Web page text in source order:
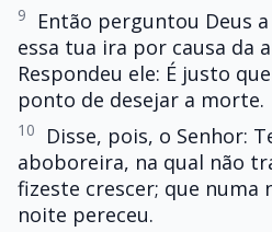
9
Então perguntou Deus a
essa tua ira por causa da
Respondeu ele: É justo
ponto de desejar a morte.
10
Disse, pois, o Senhor:
aboboreira, na qual não
fizeste crescer; que numa
noite pereceu.